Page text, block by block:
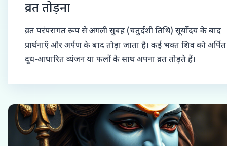
व्रत तोड़ना
व्रत परंपरागत रूप से अगली सुबह (चतुर्दशी तिथि) सूर्योदय के बाद
प्रार्थनाएँ और अर्पण के बाद तोड़ा जाता है। कई भक्त शिव को अर्पित
दूध-आधारित व्यंजन या फलों के साथ अपना व्रत तोड़ते हैं।